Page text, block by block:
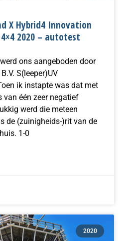
X Hybrid4 Innovation
2020 – autotest
ons aangeboden door
S(leeper)UV
ik instapte was dat met
van één zeer negatief
werd die meteen
de (zuinigheids-)rit van de
1-0
2020